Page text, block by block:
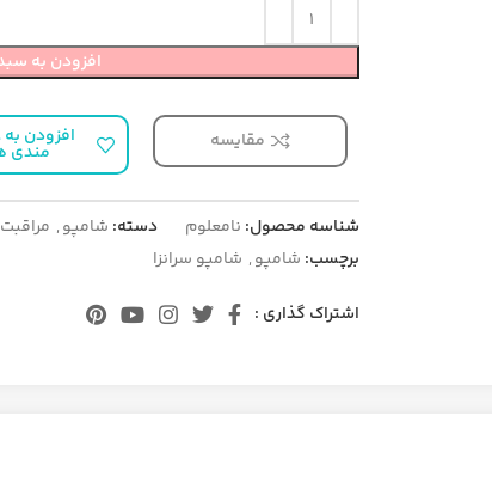
افزودن به
مقایسه افزودن به
مندی
شناسه محصول: نامعلوم دسته: شامپو,
برچسب: شامپو, شامپو سرانزا
اشتراک گذاری :